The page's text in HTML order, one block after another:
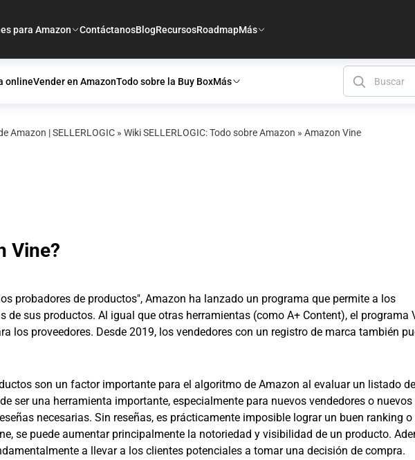
para Amazon ContáctanosBlogRecursosRoadmapMás
onlineVender en AmazonTodo sobre la Buy BoxMás
Amazon | SELLERLOGIC » Wiki SELLERLOGIC: Todo sobre Amazon » Amazon Vine
Vine?
probadores de productos", Amazon ha lanzado un programa que permite a los
de sus productos. Al igual que otras herramientas (como A+ Content), el programa
los proveedores. Desde 2019, los vendedores con un registro de marca también
son un factor importante para el algoritmo de Amazon al evaluar un listado de
ser una herramienta importante, especialmente para nuevos vendedores o nuevos
necesarias. Sin reseñas, es prácticamente imposible lograr un buen ranking
se puede aumentar principalmente la notoriedad y visibilidad de un producto.
a llevar a los clientes potenciales a tomar una decisión de compra.